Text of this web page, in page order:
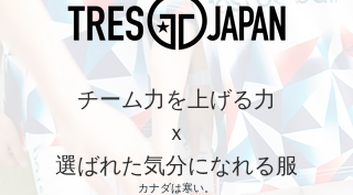
チーム力を上げる力
ｘ
選ばれた気分になれる服
カナダは寒い。